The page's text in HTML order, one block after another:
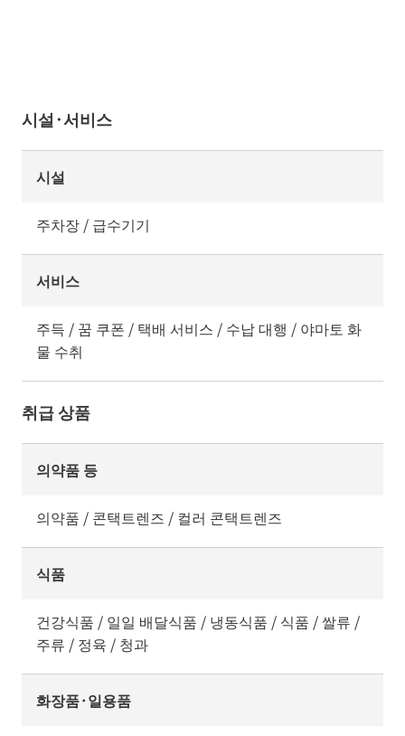
시설·서비스
시설
주차장 / 급수기기
서비스
주득 / 꿈 쿠폰 / 택배 서비스 / 수납 대행 / 야마토 화
물 수취
취급 상품
의약품 등
의약품 / 콘택트렌즈 / 컬러 콘택트렌즈
식품
건강식품 / 일일 배달식품 / 냉동식품 / 식품 / 쌀류 /
주류 / 정육 / 청과
화장품·일용품